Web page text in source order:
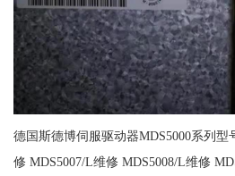
德国斯德博伺服驱动器MDS5000系列型
修 MDS5007/L维修 MDS5008/L维修